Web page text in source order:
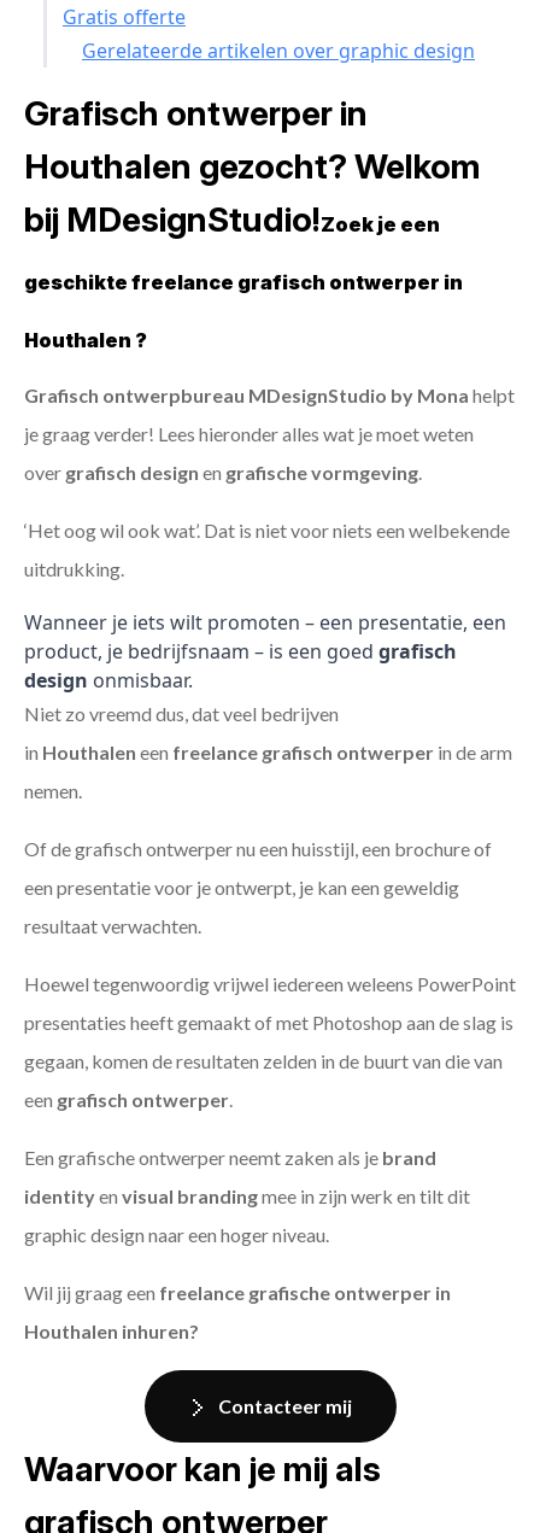
Gratis offerte
Gerelateerde artikelen over graphic design
Grafisch ontwerper in
Houthalen gezocht? Welkom
bij MDesignStudio!Zoek je een
geschikte freelance grafisch ontwerper in
Houthalen ?
Grafisch ontwerpbureau MDesignStudio by Mona helpt
je graag verder! Lees hieronder alles wat je moet weten
over grafisch design en grafische vormgeving
‘Het oog wil ook wat’. Dat is niet voor niets een welbekende
uitdrukking.
Wanneer je iets wilt promoten – een presentatie, een
product, je bedrijfsnaam – is een goed grafisch
design onmisbaar.
Niet zo vreemd dus, dat veel bedrijven
in Houthalen een freelance grafisch ontwerper in de arm
nemen.
Of de grafisch ontwerper nu een huisstijl, een brochure of
een presentatie voor je ontwerpt, je kan een geweldig
resultaat verwachten.
Hoewel tegenwoordig vrijwel iedereen weleens PowerPoint
presentaties heeft gemaakt of met Photoshop aan de slag is
gegaan, komen de resultaten zelden in de buurt van die van
een grafisch ontwerper
Een grafische ontwerper neemt zaken als je brand
identityen visual brandingmee in zijn werk en tilt dit
graphic design naar een hoger niveau.
Wil jij graag een freelance grafische ontwerper in
Houthalen inhuren?
Contacteer mij
Waarvoor kan je mij als
grafisch ontwerper